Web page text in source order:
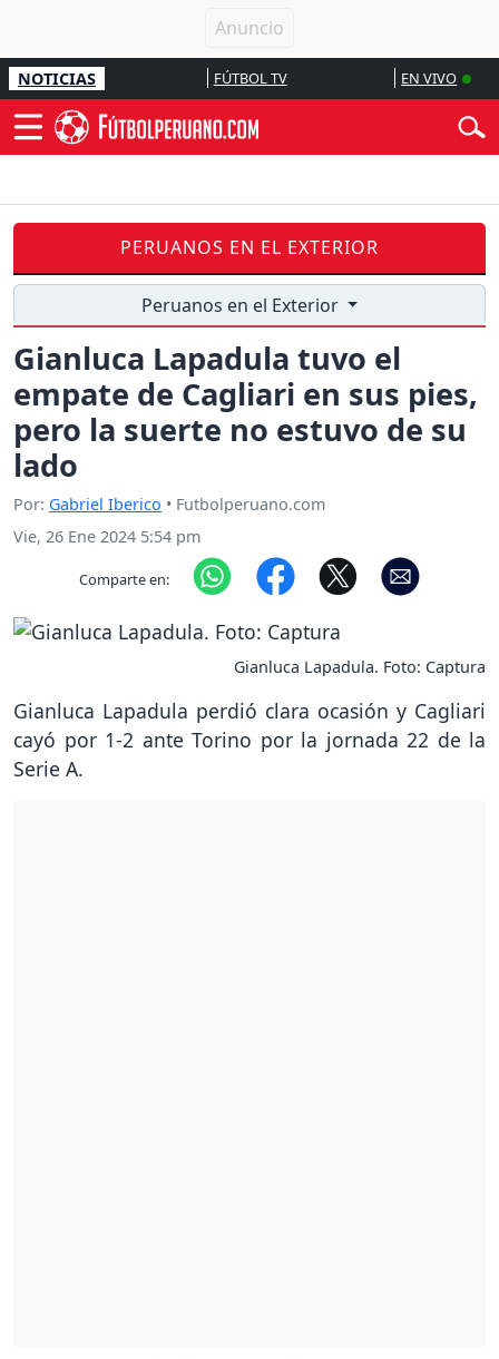
NOTICIAS FÚTBOL TV EN VIVO
PERUANOS EN EL EXTERIOR
Peruanos en el Exterior
Gianluca Lapadula tuvo el
empate de Cagliari en sus pies,
pero la suerte no estuvo de su
lado
Por: Gabriel Iberico • Futbolperuano.com
Vie, 26 Ene 2024 5:54 pm
Comparte en:
Gianluca Lapadula. Foto: Captura
Gianluca Lapadula perdió clara ocasión y Cagliari
cayó por 1-2 ante Torino por la jornada 22 de la
Serie A.